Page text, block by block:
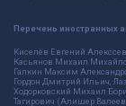
Перечень иностранных
Киселёв Евгений
Касьянов Михаил
Галкин Максим
Гордон Дмитрий Ильич,
Ходорковский Михаил
Тагирович (Алишер